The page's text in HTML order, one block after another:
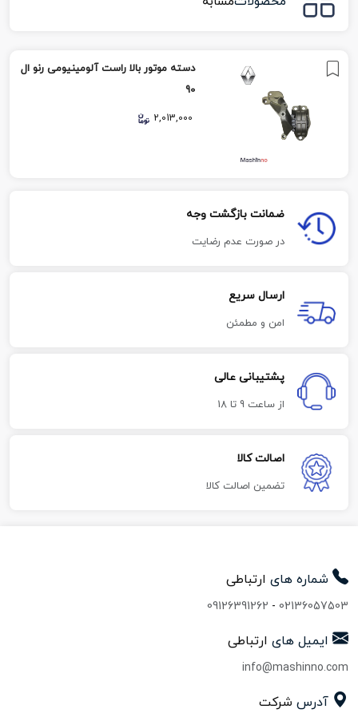
دسته موتور بالا راست آلومینیومی رنو ال
90
2,013,000
ضمانت بازگشت وجه
در صورت عدم رضایت
ارسال سریع
امن و مطمئن
پشتیبانی عالی
از ساعت 9 تا 18
اصالت کالا
تضمین اصالت کالا
شماره های ارتباطی
02136057503
-
09126391262
ایمیل های ارتباطی
info@mashinno.com
آدرس شرکت